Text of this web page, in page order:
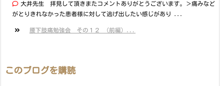
大井先生 拝見して頂きまたコメントありがとうございます。＞痛みなど
がとりきれなかった患者様に対して逃げ出したい感じがあり ...
腰下肢痛勉強会 その１２ （前編）...
このブログを購読